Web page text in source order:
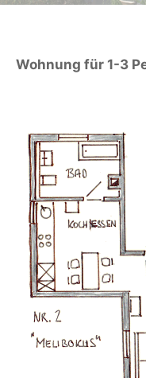
Wohnung für 1-3